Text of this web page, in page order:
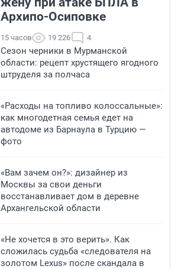
Архипо-Осиповке
15 часов 19 226 4
Сезон черники в Мурманской
области: рецепт хрустящего ягодного
штруделя за полчаса
«Расходы на топливо колоссальные»:
как многодетная семья едет на
автодоме из Барнаула в Турцию —
фото
«Вам зачем он?»: дизайнер из
Москвы за свои деньги
восстанавливает дом в деревне
Архангельской области
«Не хочется в это верить». Как
сложилась судьба «следователя на
золотом Lexus» после скандала в